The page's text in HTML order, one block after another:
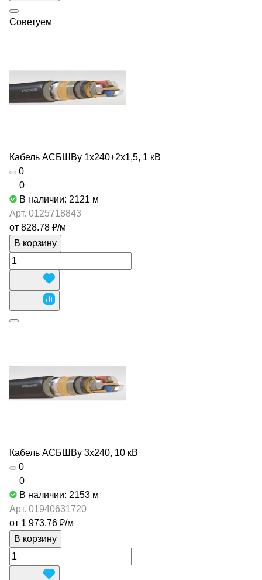
Советуем
Кабель АСБШВу 1х240+2х1,5, 1 кВ
0
0
В наличии: 2121 м
Арт. 0125718843
от 828.78 ₽/м
В корзину
Кабель АСБШВу 3х240, 10 кВ
0
0
В наличии: 2153 м
Арт. 01940631720
от 1 973.76 ₽/м
В корзину